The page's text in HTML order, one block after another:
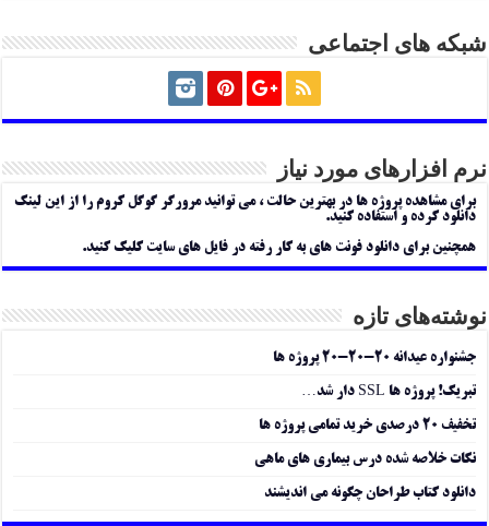
شبکه های اجتماعی
نرم افزارهای مورد نیاز
برای مشاهده پروژه ها در بهترین حالت ، می توانید مرورگر گوگل کروم را از این لینک
دانلود کرده و استفاده کنید.
همچنین برای دانلود فونت های به کار رفته در فایل های سایت کلیک کنید.
نوشته‌های تازه
جشنواره عیدانه ۲۰-۲۰-۲۰ پروژه ها
تبریک! پروژه ها SSL دار شد…
تخفیف ۲۰ درصدی خرید تمامی پروژه ها
نکات خلاصه شده درس بیماری های ماهی
دانلود کتاب طراحان چگونه می اندیشند